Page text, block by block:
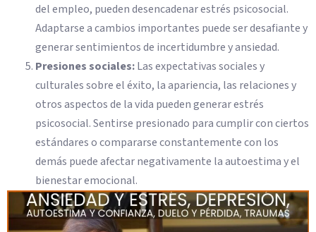
del empleo, pueden desencadenar estrés psicosocial.
Adaptarse a cambios importantes puede ser desafiante y
generar sentimientos de incertidumbre y ansiedad.
Presiones sociales:Las expectativas sociales y
culturales sobre el éxito, la apariencia, las relaciones y
otros aspectos de la vida pueden generar estrés
psicosocial. Sentirse presionado para cumplir con ciertos
estándares o compararse constantemente con los
demás puede afectar negativamente la autoestima y el
bienestar emocional.